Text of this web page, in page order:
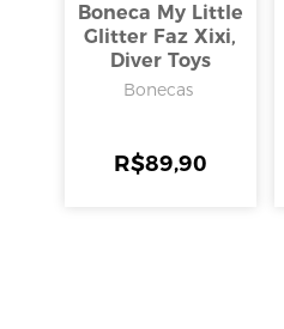
Boneca My Little
Glitter Faz Xixi,
Diver Toys
Bonecas
R$89,90